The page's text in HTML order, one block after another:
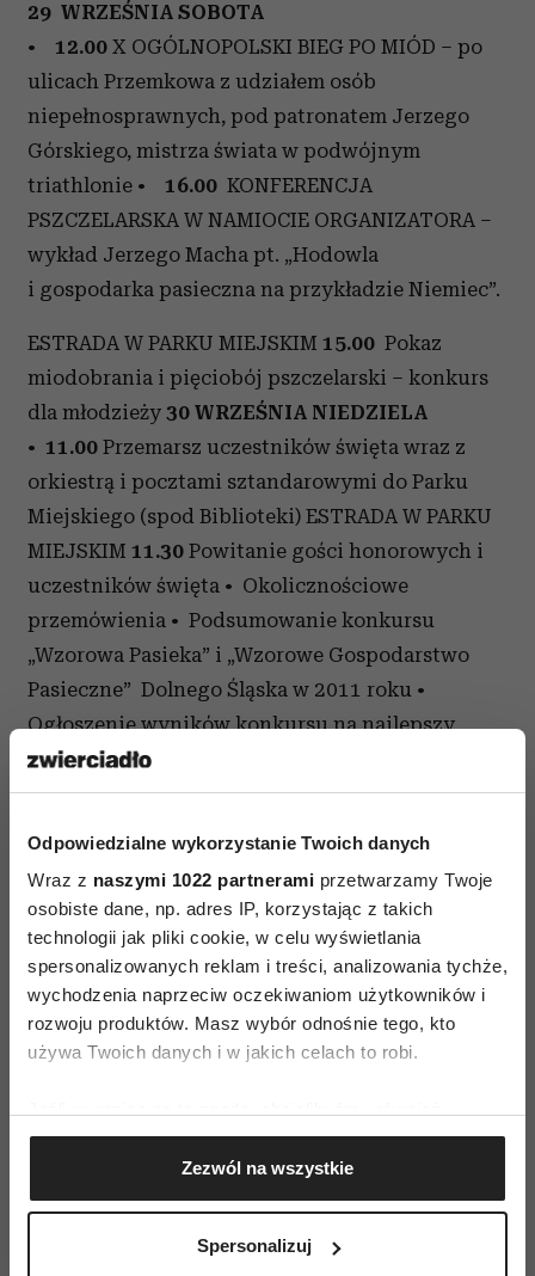
Odpowiedzialne wykorzystanie Twoich danych
Wraz z naszymi 1022 partnerami przetwarzamy Twoje
osobiste dane, np. adres IP, korzystając z takich
technologii jak pliki cookie, w celu wyświetlania
spersonalizowanych reklam i treści, analizowania tychże,
wychodzenia naprzeciw oczekiwaniom użytkowników i
rozwoju produktów. Masz wybór odnośnie tego, kto
używa Twoich danych i w jakich celach to robi.
Gromadzić dane dotyczące Twojej lokalizacji
geograficznej z dokładnością nawet do kilku metrów
Identyfikować Twoje urządzenie, aktywnie
(fingerprinting, czyli wirtualny odcisk palca)
Zezwól na wszystkie
Spersonalizuj
29 WRZEŚNIA SOBOTA
•
12.00 X OGÓLNOPOLSKI BIEG PO MIÓD – po
ulicach Przemkowa z udziałem osób
niepełnosprawnych, pod patronatem Jerzego
Górskiego, mistrza świata w podwójnym
triathlonie •
16.00 KONFERENCJA
PSZCZELARSKA W NAMIOCIE ORGANIZATORA –
wykład Jerzego Macha pt. „Hodowla
i gospodarka pasieczna na przykładzie Niemiec”.
ESTRADA W PARKU MIEJSKIM 15.00 Pokaz
miodobrania i pięciobój pszczelarski – konkurs
dla młodzieży 30 WRZEŚNIA NIEDZIELA
• 11.00 Przemarsz uczestników święta wraz z
orkiestrą i pocztami sztandarowymi do Parku
Miejskiego (spod Biblioteki) ESTRADA W PARKU
MIEJSKIM 11.30 Powitanie gości honorowych i
uczestników święta • Okolicznościowe
przemówienia • Podsumowanie konkursu
„Wzorowa Pasieka” i „Wzorowe Gospodarstwo
Pasieczne” Dolnego Śląska w 2011 roku •
Ogłoszenie wyników konkursu na najlepszy
„Miód Wrzosowy z Borów Dolnośląskich” oraz
miody odmianowe oferowane podczas święta •